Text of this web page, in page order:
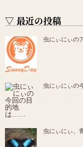
▽ 最近の投稿
虫にぃにぃの
虫にぃにぃ
虫にぃにぃ、